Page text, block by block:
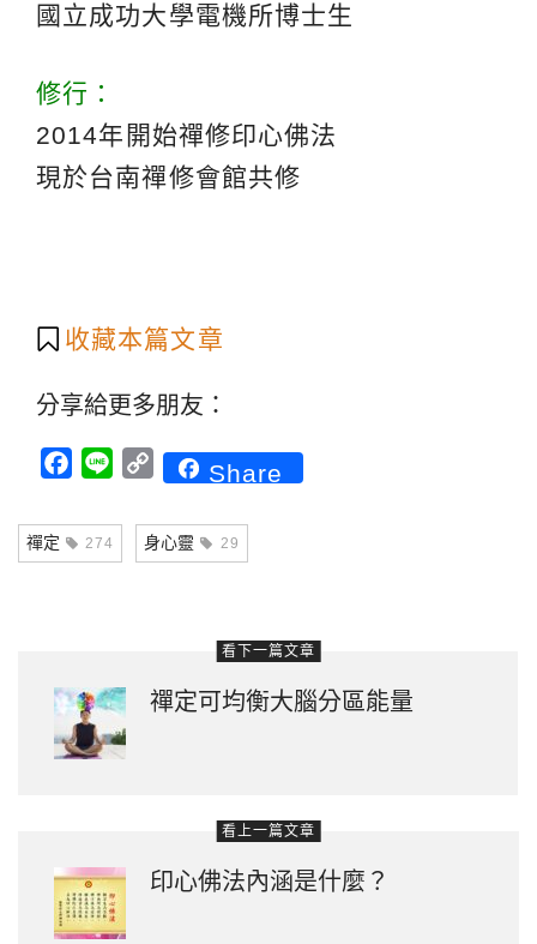
國立成功大學電機所博士生
修行：
2014年開始禪修印心佛法
現於台南禪修會館共修
收藏本篇文章
分享給更多朋友：
Facebook
Line CopyShare
禪定 274 身心靈 29
看下一篇文章
禪定可均衡大腦分區能量
看上一篇文章
印心佛法內涵是什麼？